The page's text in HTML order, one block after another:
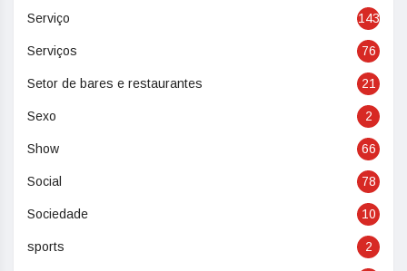
Serviço 143
Serviços 76
Setor de bares e restaurantes 21
Sexo 2
Show 66
Social 78
Sociedade 10
sports 2